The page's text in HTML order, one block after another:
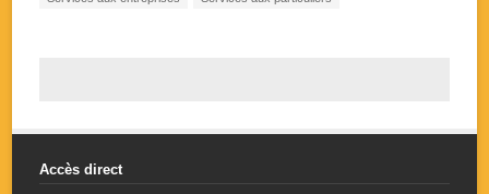
Accès direct